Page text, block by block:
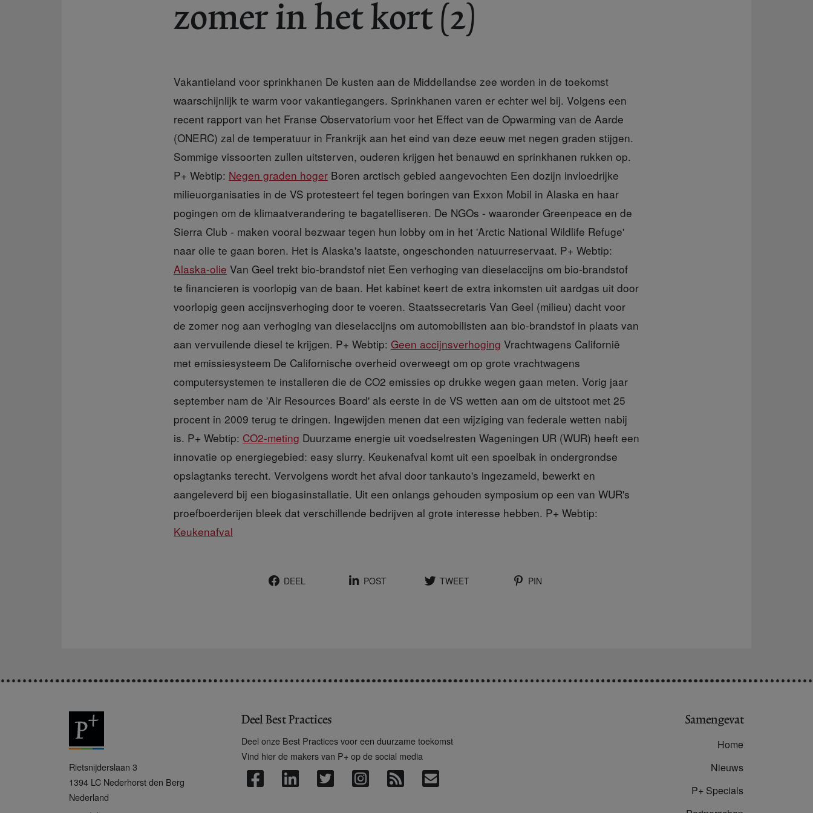
zomer in het kort (2)
Vakantieland voor sprinkhanen De kusten aan de Middellandse zee worden in de toekomst
waarschijnlijk te warm voor vakantiegangers. Sprinkhanen varen er echter wel bij. Volgens een
recent rapport van het Franse Observatorium voor het Effect van de Opwarming van de Aarde
(ONERC) zal de temperatuur in Frankrijk aan het eind van deze eeuw met negen graden stijgen.
Sommige vissoorten zullen uitsterven, ouderen krijgen het benauwd en sprinkhanen rukken op.
P+ Webtip: Negen graden hoger Boren arctisch gebied aangevochten Een dozijn invloedrijke
milieuorganisaties in de VS protesteert fel tegen boringen van Exxon Mobil in Alaska en haar
pogingen om de klimaatverandering te bagatelliseren. De NGOs - waaronder Greenpeace en de
Sierra Club - maken vooral bezwaar tegen hun lobby om in het 'Arctic National Wildlife Refuge'
naar olie te gaan boren. Het is Alaska's laatste, ongeschonden natuurreservaat. P+ Webtip:
Alaska-olie Van Geel trekt bio-brandstof niet Een verhoging van dieselaccijns om bio-brandstof
te financieren is voorlopig van de baan. Het kabinet keert de extra inkomsten uit aardgas uit door
voorlopig geen accijnsverhoging door te voeren. Staatssecretaris Van Geel (milieu) dacht voor
de zomer nog aan verhoging van dieselaccijns om automobilisten aan bio-brandstof in plaats van
aan vervuilende diesel te krijgen. P+ Webtip: Geen accijnsverhoging Vrachtwagens Californië
met emissiesysteem De Californische overheid overweegt om op grote vrachtwagens
computersystemen te installeren die de CO2 emissies op drukke wegen gaan meten. Vorig jaar
september nam de 'Air Resources Board' als eerste in de VS wetten aan om de uitstoot met 25
procent in 2009 terug te dringen. Ingewijden menen dat een wijziging van federale wetten nabij
is. P+ Webtip: CO2-meting Duurzame energie uit voedselresten Wageningen UR (WUR) heeft een
innovatie op energiegebied: easy slurry. Keukenafval komt uit een spoelbak in ondergrondse
opslagtanks terecht. Vervolgens wordt het afval door tankauto's ingezameld, bewerkt en
aangeleverd bij een biogasinstallatie. Uit een onlangs gehouden symposium op een van WUR's
proefboerderijen bleek dat verschillende bedrijven al grote interesse hebben. P+ Webtip:
Keukenafval
DEEL POST TWEET PIN
+
Rietsnijderslaan 3
1394 LC Nederhorst den Berg
Nederland
Deel Best Practices
Deel onze Best Practices voor een duurzame toekomst
Vind hier de makers van P+ op de social media
Samengevat
Home
Nieuws
P+ Specials